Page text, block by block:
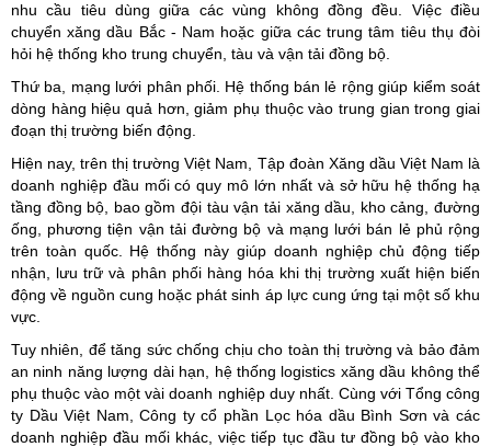
nhu cầu tiêu dùng giữa các vùng không đồng đều. Việc điều
chuyển xăng dầu Bắc - Nam hoặc giữa các trung tâm tiêu thụ đòi
hỏi hệ thống kho trung chuyển, tàu và vận tải đồng bộ.
Thứ ba, mạng lưới phân phối. Hệ thống bán lẻ rộng giúp kiểm soát
dòng hàng hiệu quả hơn, giảm phụ thuộc vào trung gian trong giai
đoạn thị trường biến động.
Hiện nay, trên thị trường Việt Nam, Tập đoàn Xăng dầu Việt Nam là
doanh nghiệp đầu mối có quy mô lớn nhất và sở hữu hệ thống hạ
tầng đồng bộ, bao gồm đội tàu vận tải xăng dầu, kho cảng, đường
ống, phương tiện vận tải đường bộ và mạng lưới bán lẻ phủ rộng
trên toàn quốc. Hệ thống này giúp doanh nghiệp chủ động tiếp
nhận, lưu trữ và phân phối hàng hóa khi thị trường xuất hiện biến
động về nguồn cung hoặc phát sinh áp lực cung ứng tại một số khu
vực.
Tuy nhiên, để tăng sức chống chịu cho toàn thị trường và bảo đảm
an ninh năng lượng dài hạn, hệ thống logistics xăng dầu không thể
phụ thuộc vào một vài doanh nghiệp duy nhất. Cùng với Tổng công
ty Dầu Việt Nam, Công ty cổ phần Lọc hóa dầu Bình Sơn và các
doanh nghiệp đầu mối khác, việc tiếp tục đầu tư đồng bộ vào kho